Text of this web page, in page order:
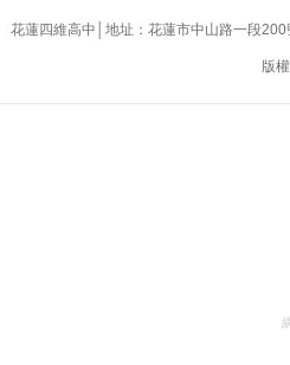
花蓮四維高中│地址：花蓮市中山路一段
版